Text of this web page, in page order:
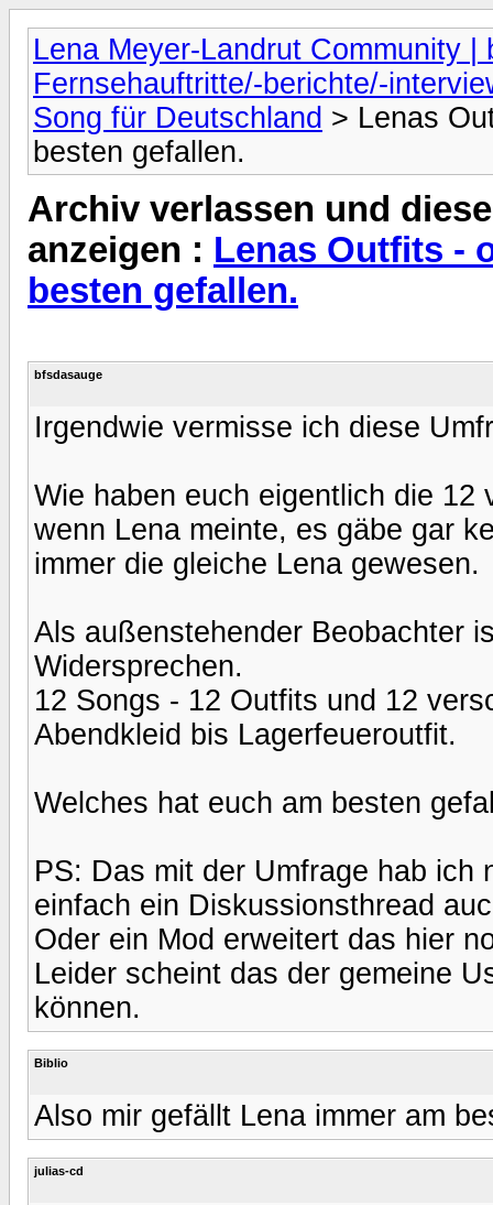
Lena Meyer-Landrut Community |
Fernsehauftritte/-berichte/-
Song für Deutschland > Lenas
besten gefallen.
Archiv verlassen und
anzeigen : Lenas Outfits -
besten gefallen.
bfsdasauge
Irgendwie vermisse ich diese
Wie haben euch eigentlich die 12
wenn Lena meinte, es gäbe gar
immer die gleiche Lena gewesen.
Als außenstehender Beobachter
Widersprechen.
12 Songs - 12 Outfits und 12
Abendkleid bis Lagerfeueroutfit.
Welches hat euch am besten
PS: Das mit der Umfrage hab ich
einfach ein Diskussionsthread
Oder ein Mod erweitert das hier
Leider scheint das der gemeine
können.
Biblio
Also mir gefällt Lena immer am
julias-cd